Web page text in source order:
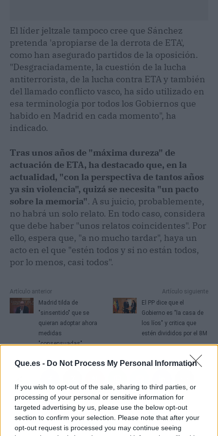
Que.es - Do Not Process My Personal Information
If you wish to opt-out of the sale, sharing to third parties, or
processing of your personal or sensitive information for
targeted advertising by us, please use the below opt-out
section to confirm your selection. Please note that after your
opt-out request is processed you may continue seeing
El líder jeltzale tampoco cree que Sánchez
pretenda 'apropiarse de la derrota de ETA',
como han asegurado partidos de la oposición.
"Desgraciadamente, la cuestión de la lucha
antiterrorista, de la lucha contra ETA y también
del llamado conflicto vasco, ha sido utilizado en
esa terminología por todos los Gobiernos que
habido en Madrid en cada momento", ha
indicado.
Tras unos años de "máxima dureza" de
actuación de ETA, ha destacado que, en la
actualidad, "con la perspectiva de tantos años
ya sin violencia", quizá se necesita "un pacto
sobre la memoria". A su juicio, probablemente,
no habrá un solo relato. En todo caso, considera
que debe haber "unos relatos coincidentes". Por
ello, espera que, "a no mucho tardar", haya un
acto en el que "estén todos y si no están todos,
por lo menos, casi todos".
Artículo anterior
Madrid tilda de
"sinsentido" que se
quieran adoptar ahora
medidas
"consensuadas"
Artículo siguiente
El PP dice que el
Gobierno es "la casa de
los líos" y critica que
estén divididos por el 8M